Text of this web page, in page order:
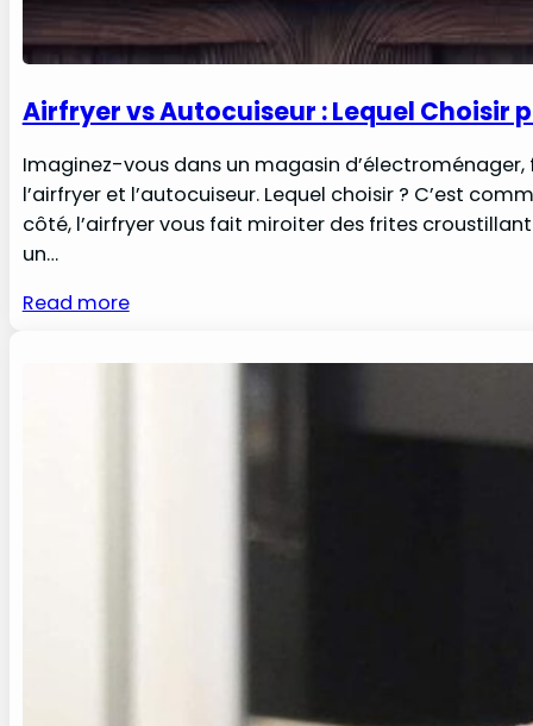
Airfryer vs Autocuiseur : Lequel Choisir
Imaginez-vous dans un magasin
l’airfryer et l’autocuiseur. Lequel choisir ? C’est
côté, l’airfryer vous fait miroiter des frites
un…
Read more